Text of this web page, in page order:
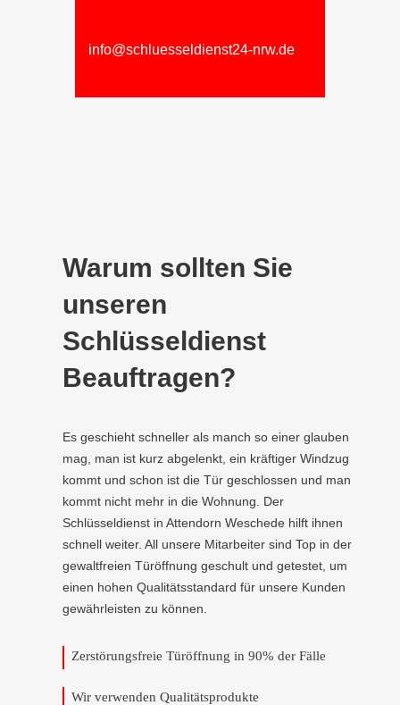
info@schluesseldienst24-nrw.de
Warum sollten Sie
unseren
Schlüsseldienst
Beauftragen?
Es geschieht schneller als manch so einer glauben
mag, man ist kurz abgelenkt, ein kräftiger Windzug
kommt und schon ist die Tür geschlossen und man
kommt nicht mehr in die Wohnung. Der
Schlüsseldienst in Attendorn Weschede hilft ihnen
schnell weiter. All unsere Mitarbeiter sind Top in der
gewaltfreien Türöffnung geschult und getestet, um
einen hohen Qualitätsstandard für unsere Kunden
gewährleisten zu können.
Zerstörungsfreie Türöffnung in 90% der Fälle
Wir verwenden Qualitätsprodukte